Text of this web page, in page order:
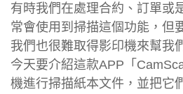
有時我們在處理合約、訂單或
常會使用到掃描這個功能，但
我們也很難取得影印機來幫我
今天要介紹這款APP「
機進行掃描紙本文件，並把它